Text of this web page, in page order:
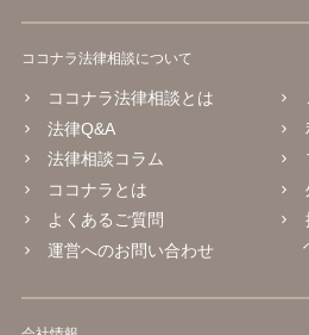
ココナラ法律相談について
ココナラ法律相談とは
法律Q&A
法律相談コラム
ココナラとは
よくあるご質問
運営へのお問い合わせ